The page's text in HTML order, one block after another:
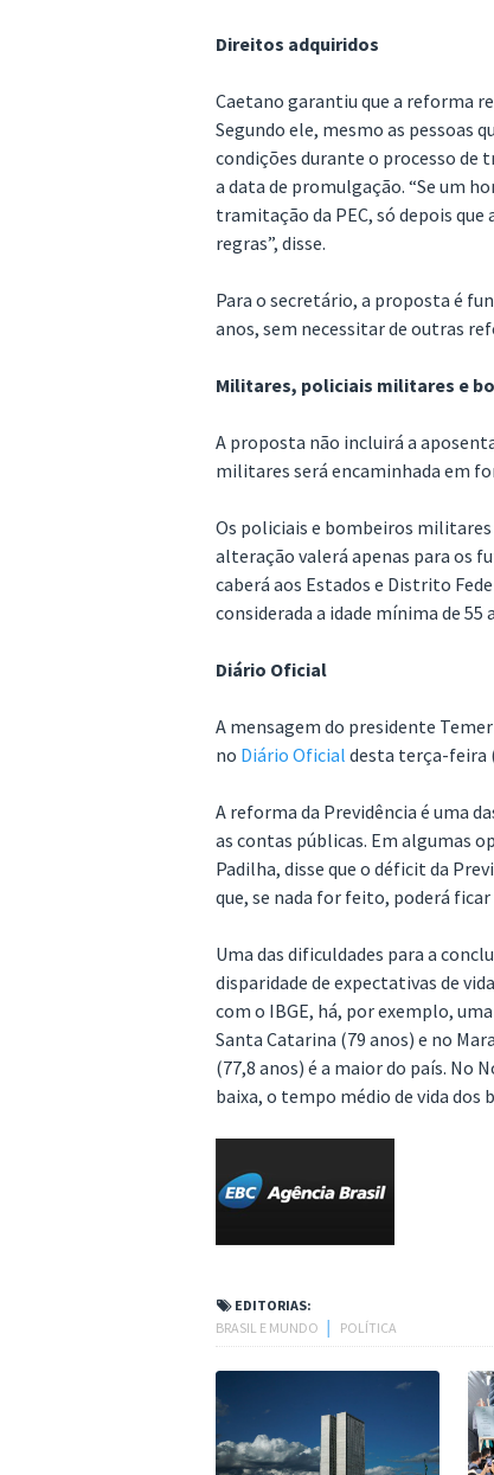
Direitos adquiridos
Caetano garantiu que a reforma
Segundo ele, mesmo as pessoas
condições durante o processo de
a data de promulgação. “Se um
tramitação da PEC, só depois
regras”, disse.
Para o secretário, a proposta é
anos, sem necessitar de outras
Militares, policiais militares e
A proposta não incluirá a
militares será encaminhada em
Os policiais e bombeiros militares
alteração valerá apenas para os
caberá aos Estados e Distrito
considerada a idade mínima de
Diário Oficial
A mensagem do presidente
no Diário Oficial desta terça-feira
A reforma da Previdência é uma
as contas públicas. Em algumas
Padilha, disse que o déficit da
que, se nada for feito, poderá ficar
Uma das dificuldades para a
disparidade de expectativas de
com o IBGE, há, por exemplo,
Santa Catarina (79 anos) e no
(77,8 anos) é a maior do país. No
baixa, o tempo médio de vida dos
EDITORIAS:
BRASIL E MUNDO
POLÍTICA